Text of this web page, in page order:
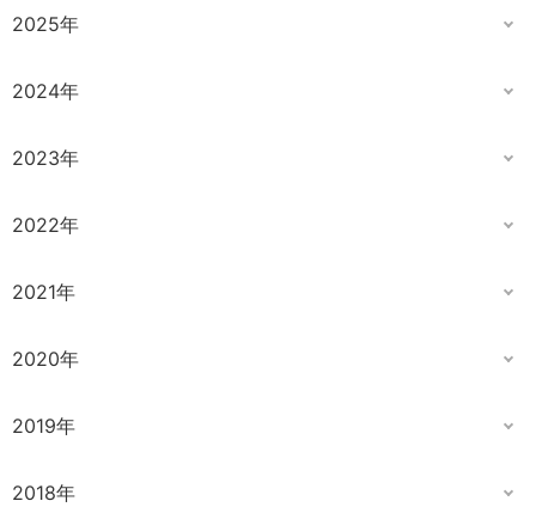
2025年
2024年
2023年
2022年
2021年
2020年
2019年
2018年